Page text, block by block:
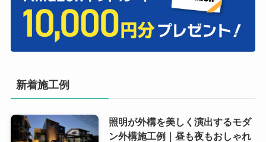
新着施工例
照明が外構を美しく演出するモダ
ン外構施工例｜昼も夜もおしゃれ